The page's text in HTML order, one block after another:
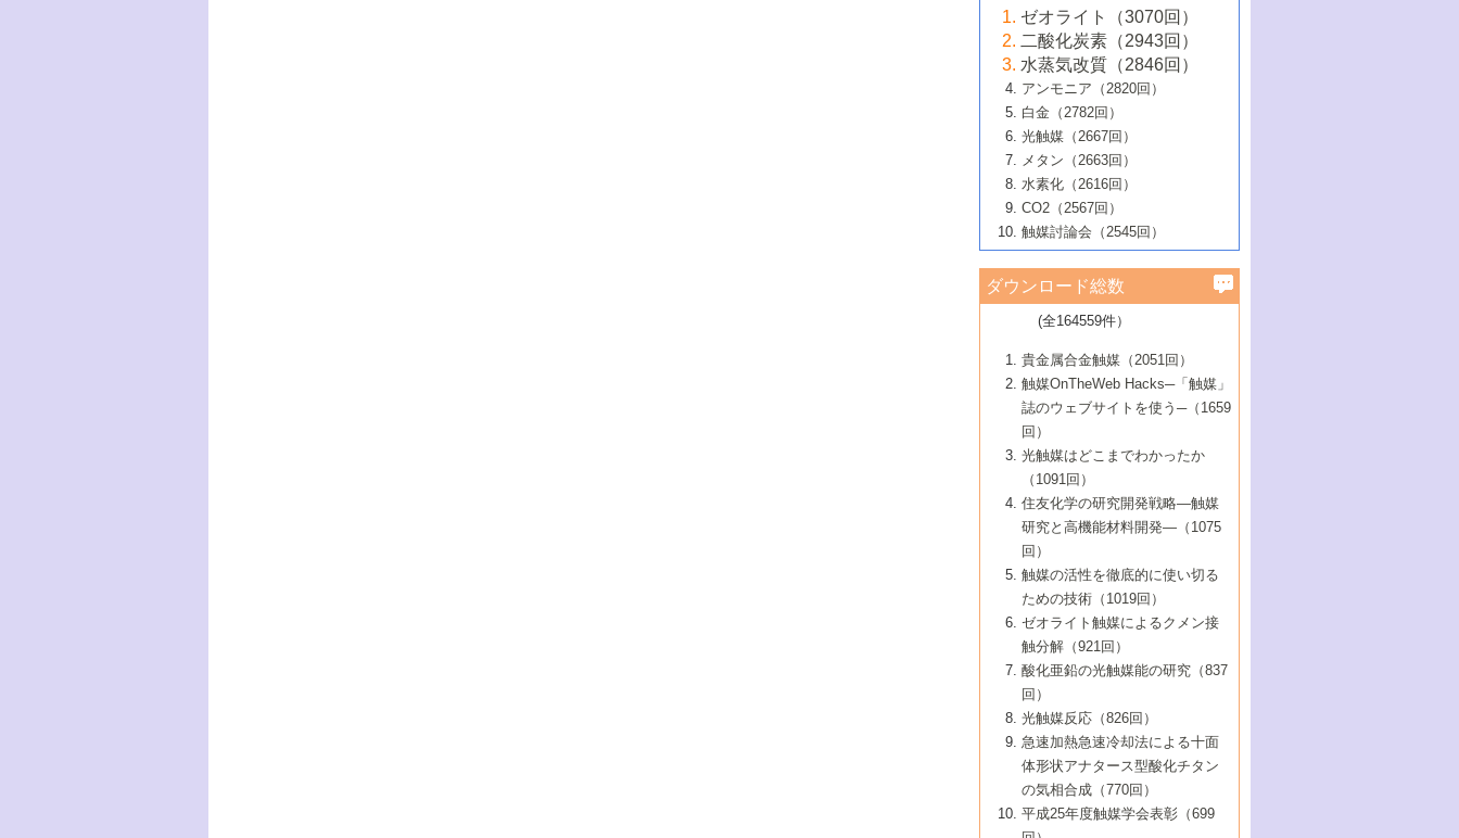
大学：オンライン・対面開催）
6号 メタン転換技術の最新動向
B号 第125回触媒討論会（2020年・工学
院大学）
5号 固体触媒による含窒素有機化合物変
換の最前線
6号 貴金属使用量低減に向けた自動車排
ガス浄化触媒の開発
B号 第123回触媒討論会（2019年・大阪
B号 第121回触媒討論会（2018年・東京
大学）
5号 水素のふるまいを解き明かす最先端
研究
6号 低級アルカンの有効利用のための触
媒技術
B号 第119回触媒討論会（2017年・首都
大学東京）
媒技術
3号 触媒研究の最先端～とびたて若き研究
者たち～（1）
4号 触媒研究の最先端～とびたて若き研究
者たち～（2）
5号 触媒研究の最先端～とびたて若き研究
者たち～（3）
6号 イオニクス材料と燃料電池・電解合成
の最新の研究動向
B号 第117回触媒討論会（2016年・大阪府
立大学）
2号 石油精製用触媒の最近の進展
3号 固体酸化物形燃料電池（SOFC）におけ
るアノード触媒上での燃料直接改質技術
4号 コアシェル構造の制御による触媒機能
5号 工業触媒およびその周辺技術の最近の
進歩
6号 ナノシート
B号 第115回触媒討論会（2015年・成蹊大
2号 光触媒反応機構に関する最新の研究動
向
開発動向
4号 人工光合成に向けた近年のアプローチ
5号 未利用熱エネルギーの有効活用に貢献
する触媒技術
6号 ポリオキソメタレート
B号 第113回触媒討論会（2014年・ロワジ
ールホテル豊橋）
1号 高耐久性燃料電池システム用触媒にお
ける新展開
2号 リビングラジカル重合の最近の動向
3号 天然ガスの化学工業的展開に関する触
媒技術
4号 貴金属触媒の精密構造制御とその活用
5号 バイオマス化成品製造のための固体触
6号 ナノ空間─吸着状態解析から新機能開拓
B号 第111回触媒討論会（2013年・関西大
▼54巻（2012年）
1号 規則性多孔体の利用技術における最近
の進歩
2号 第109回触媒討論会
3号 貴金属低減技術の最新動向
4号 貴金属代替技術の最新動向
5号 光触媒による物質変換反応の新展開
6号 グラフェン
7号 水素を利用する化成品合成の新潮流
▼53巻（2011年）
1号 金属学から見る合金触媒の新展開
2号 第107回触媒討論会
3号 触媒のその場観察法の進歩（１）
4号 触媒のその場観察法の進歩（２）
5号 不活性結合の触媒的活性化による有機
合成
6号 新しい固体酸触媒技術
7号 ゼオライト合成における最近の進歩
▼52巻（2010年）
1号 触媒の劣化対策と長寿命触媒開発
2号 第105回触媒討論会
3号 ナノ構造が拓く新機能
4号 活性サイトおよびその環境の精密な設
計による触媒の高機能化
5号 触媒を有効に使うための技術
7号 有機分子触媒による精密有機合成
8号 高機能化ポリオレフィンに向けた重合
触媒の最近の進展
1号 炭素材料－熱い注目を集める材料－
2号 第103回触媒討論会
3号 環境浄化用光触媒の現状と課題
4号 水素社会の実現に向けた水素製造・貯
蔵技術の進歩
5号 CO2が関わる触媒・材料
7号 持続可能社会実現のための触媒および
触媒関連技術
▼50巻（2008年）
1号 触媒化学と学会のこの10年，半世紀，
そして未来
2号 第101回触媒討論会
4号 錯体を利用したユニークな表面構造の
構築と機能
5号 若手会員による触媒研究の未来展望1：
企業編
6号 第102回触媒討論会
7号 触媒・化学反応における計算化学の進
8号 若手研究者による触媒研究の未来展望
2：大学・研究所編
▼49巻（2007年）
1号 含フッ素化合物の合成と触媒
2号 第99回触媒討論会
3号 実用的ファインケミカル合成プロセス
を実現する触媒
5号 こんな物質，あんな物質―新たな触媒
の可能性―
7号 『結晶の化学』を活かした触媒研究
8号 イオン液体の応用
▼48巻（2006年）
1号 固体酸触媒の最近の進歩
2号 第97回触媒討論会
3号 リビング重合触媒の最近の展開
5号 水素製造・貯蔵のための触媒技術の新
しい展開
6号 第98回触媒討論会
7号 基礎化学品製造の触媒技術
8号 多機能型リアクター
1号 最近の触媒担体とその効果
2号 第95回触媒討論会
4号 水分解用光触媒材料
5号 時間分解分光の進歩と応用
6号 第96回触媒討論会
8号 超臨界流体を用いた化学プロセスの新
▼46巻（2004年）
1号 部分酸化反応触媒の最前線
2号 第93回触媒討論会
3号 特殊エネルギー場の触媒反応
4号 生体内における金属の触媒作用
5号 ファインケミカルズの展開に寄与する
6号 第94回触媒討論会
7号 サブナノレベルでみた新しい表面現象
8号 オレフィン重合触媒の新たな展
▼45巻（2003年）
1号 なぜこの触媒が良いのか？
2号 第91回触媒討論会
3号 最近の自動車排ガス処理技術
4号 触媒研究の現状と将来─第90回触媒討論
5号 基礎化学品製造の触媒技術
6号 第92回触媒討論会
7号 基礎化学品製造の触媒技術
8号 資源の循環と触媒技術
▼44巻（2002年）
1号 高次制御された触媒の化学
2号 第89回触媒討論会
3号 触媒を利用した電気化学の新展開
4号 ナノ材料の調製と機能化
5号 こんな触媒が欲しい
6号 第90回触媒討論会
7号 触媒研究と学術雑誌/情報
8号 若い世代からみた触媒化学の現状と未
▼43巻（2001年）
1号 グリーンケミストリーと触媒
2号 第87回触媒討論会特集号
3号 生体触媒とバイオプロセス
4号 水素製造・利用の触媒化学
5号 触媒研究における新しい切り口：コン
ビナトリアルケミストリー
6号 第88回触媒討論会特集号
7号 企業における触媒研究のブレークスル
8号 この材料を触媒として使ってみません
▼42巻（2000年）
1号 触媒反応工学の明日を拓く
2号 第85回触媒討論会
3号 反応ダイナミクス
5号 触媒のおもしろさをどのように伝える
6号 第86回触媒討論会
7号 水素化精製触媒の新しい展開
8号 新しい反応性と機能性を目指した金属
クラスタ-化学
▼41巻（1999年）
1号 孔、穴、あな?-特異な空間とその利用-
2号 第83回触媒討論会
3号 均一系触媒反応最前線
4号 実用炭素材料の新展開
5号 研究の方法論を考える
7号 機能性金属材料と触媒
8号 触媒研究へのNMRの応用と展望
▼40巻（1998年）
進展と21世紀への提言/創立40周年記念・触
媒学会この10年の歩みとこれから/創立40周
2号 第81回触媒討論会
3号 計算機触媒化学へのさそい
4号 触媒劣化の制御と予測
5号 最新の実用プロセスと触媒
6号 第82回触媒討論会
7号 ナノ構造体の化学
8号 あの反応は今
1号 均一系と不均一系触媒反応-その特徴と
接点
2号 第79回触媒討論会
3号 最新NO除去触媒の実用化研究
4号 新しい反応場を目指した触媒調製
5号 反応・分離技術の新しい展開
6号 第80回触媒討論会
8号 AFMでみる世界
▼38巻（1996年）
1号 触媒の構造と触媒作用/C1化学を中心と
する21世紀への触媒
3号 オリンピックメダル:金・銀・銅はどん
な触媒作用を示すか
4号 触媒作用における機能の複合化
5号 未来を拓け！若手研究者
6号 第78回触媒討論会
7号 ダイナミックな領域への触媒研究の展
開/C1化学を中心とする21世紀への触媒
▼37巻（1995年）
1号 ファインケミカルズと固体触媒
2号 第75回触媒討論会
3号 希土類を利用した触媒
4号 触媒とリサイクル
5号 エネルギー変換触媒
6号 第76回触媒討論会
7号 表面吸着相の新しい展開
8号 マイクロポーラス・クリスタル触媒の
▼36巻（1994年）
1号 電気化学と触媒
2号 第73回触媒討論会
3号 C4化学の展開
4号 《通常号》
5号 《通常号》
6号 第74回触媒討論会
▼35巻（1993年）
1号 工業触媒開発マニュアル―探索から工
業化まで
2号 第71回触媒討論会
3号 研究開発のうらおもて―着想と展開
4号 触媒劣化と寿命の予測
5号 環境に優しい触媒
▼34巻（1992年）
1号 インパクトを与えたこの研究
2号 第69回触媒討論会
3号 ケミカルズ合成触媒―新しい展開と応
▼33巻（1991年）
1号 触媒プロセス開発マニュアル―探索か
ら工業化まで，知っておきたいこと PartII
2号 第67回触媒討論会
▼32巻（1990年）
1号 21世紀に向けて触媒研究の飛躍をめざ
す―触媒化学の裾野を広げよう
2号 第65回触媒討論会
▼31巻（1989年）
1号 情報科学と反応設計・材料設計
▼30巻（1988年）
ゼオライト（3070回）
二酸化炭素（2943回）
水蒸気改質（2846回）
アンモニア（2820回）
白金（2782回）
光触媒（2667回）
メタン（2663回）
水素化（2616回）
CO2（2567回）
触媒討論会（2545回）
ダウンロード総数
(全164559件）
貴金属合金触媒（2051回）
触媒OnTheWeb Hacks─「触媒」
誌のウェブサイトを使う─（1659
回）
光触媒はどこまでわかったか
（1091回）
住友化学の研究開発戦略―触媒
研究と高機能材料開発―（1075
回）
触媒の活性を徹底的に使い切る
ための技術（1019回）
ゼオライト触媒によるクメン接
触分解（921回）
酸化亜鉛の光触媒能の研究（837
回）
光触媒反応（826回）
急速加熱急速冷却法による十面
体形状アナタース型酸化チタン
の気相合成（770回）
平成25年度触媒学会表彰（699